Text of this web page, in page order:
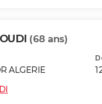
(68 ans)
ALGERIE